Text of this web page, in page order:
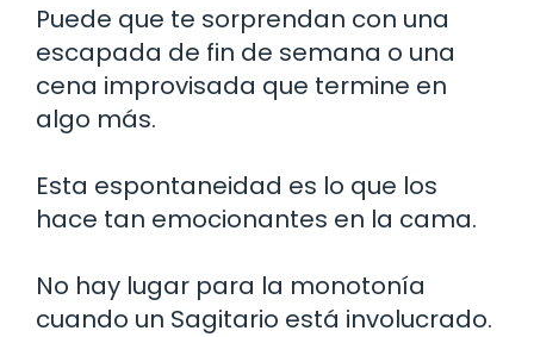
Puede que te sorprendan con una
escapada de fin de semana o una
cena improvisada que termine en
algo más.
Esta espontaneidad es lo que los
hace tan emocionantes en la cama.
No hay lugar para la monotonía
cuando un Sagitario está involucrado.